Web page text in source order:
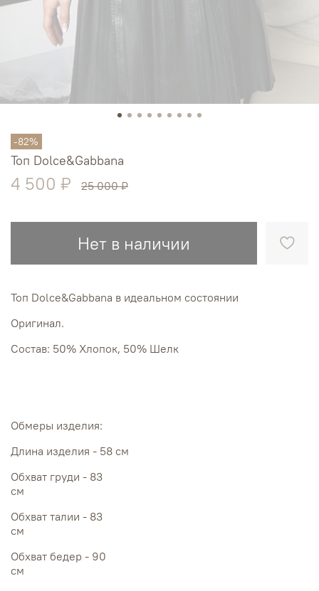
-82%
Топ Dolce&Gabbana
4 500 ₽ 25 000 ₽
Нет в наличии
Топ Dolce&Gabbana в идеальном состоянии
Оригинал.
Состав: 50% Хлопок, 50% Шелк
Обмеры изделия:
Длина изделия - 58 см
Обхват груди - 83
см
Обхват талии - 83
см
Обхват бедер - 90
см